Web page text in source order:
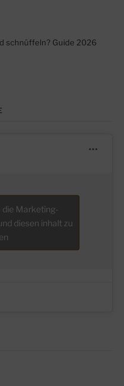
schnüffeln? Guide 2026
die Marketing-
diesen inhalt zu